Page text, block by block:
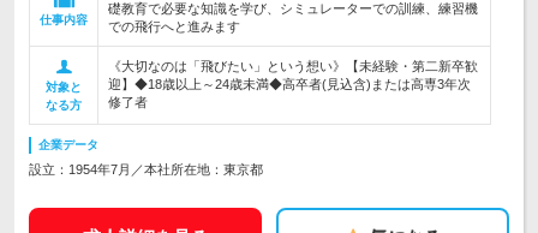
仕事内容
礎教育で必要な知識を学び、シミュレーターでの訓練、練習機
での飛行へと進みます
対象と
なる方
《大切なのは「飛びたい」という想い》【未経験・第二新卒歓
迎】◆18歳以上～24歳未満◆高卒者(見込含)または高専3年次
修了者
企業データ
設立：1954年7月／本社所在地：東京都